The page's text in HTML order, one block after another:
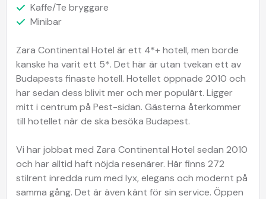
Kaffe/Te bryggare
Minibar
Zara Continental Hotel är ett 4*+ hotell, men borde
kanske ha varit ett 5*. Det här är utan tvekan ett av
Budapests finaste hotell. Hotellet öppnade 2010 och
har sedan dess blivit mer och mer populärt. Ligger
mitt i centrum på Pest-sidan. Gästerna återkommer
till hotellet när de ska besöka Budapest.
Vi har jobbat med Zara Continental Hotel sedan 2010
och har alltid haft nöjda resenärer. Här finns 272
stilrent inredda rum med lyx, elegans och modernt på
samma gång. Det är även känt för sin service. Öppen